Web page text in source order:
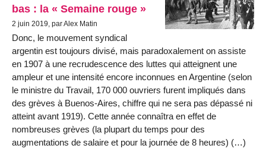
bas : la « Semaine rouge »
2 juin 2019, par Alex Matin
Donc, le mouvement syndical
argentin est toujours divisé, mais paradoxalement on assiste
en 1907 à une recrudescence des luttes qui atteignent une
ampleur et une intensité encore inconnues en Argentine (selon
le ministre du Travail, 170 000 ouvriers furent impliqués dans
des grèves à Buenos-Aires, chiffre qui ne sera pas dépassé ni
atteint avant 1919). Cette année connaîtra en effet de
nombreuses grèves (la plupart du temps pour des
augmentations de salaire et pour la journée de 8 heures) (…)